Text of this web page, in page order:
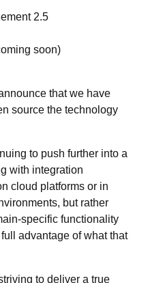
2.5
soon)
that we have
source the technology
to push further into a
with integration
cloud platforms or in
but rather
specific functionality
advantage of what that
to deliver a true